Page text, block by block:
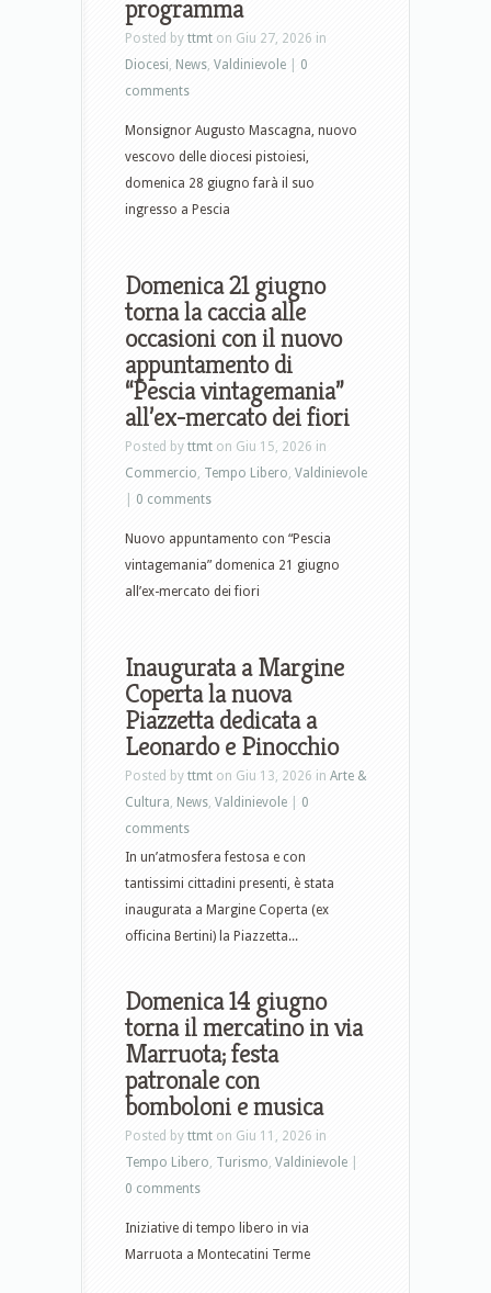
programma
Posted by ttmt on Giu 27, 2026 in
Diocesi, News, Valdinievole
0
comments
Monsignor Augusto Mascagna, nuovo
vescovo delle diocesi pistoiesi,
domenica 28 giugno farà il suo
ingresso a Pescia
Domenica 21 giugno
torna la caccia alle
occasioni con il nuovo
appuntamento di
“Pescia vintagemania”
all’ex-mercato dei fiori
Posted by ttmt on Giu 15, 2026 in
Commercio, Tempo Libero, Valdinievole
0 comments
Nuovo appuntamento con “Pescia
vintagemania” domenica 21 giugno
all’ex-mercato dei fiori
Inaugurata a Margine
Coperta la nuova
Piazzetta dedicata a
Leonardo e Pinocchio
Posted by ttmt on Giu 13, 2026 in Arte &
Cultura, News, Valdinievole
0
comments
In un’atmosfera festosa e con
tantissimi cittadini presenti, è stata
inaugurata a Margine Coperta (ex
officina Bertini) la Piazzetta...
Domenica 14 giugno
torna il mercatino in via
Marruota; festa
patronale con
bomboloni e musica
Posted by ttmt on Giu 11, 2026 in
Tempo Libero, Turismo, Valdinievole
0 comments
Iniziative di tempo libero in via
Marruota a Montecatini Terme